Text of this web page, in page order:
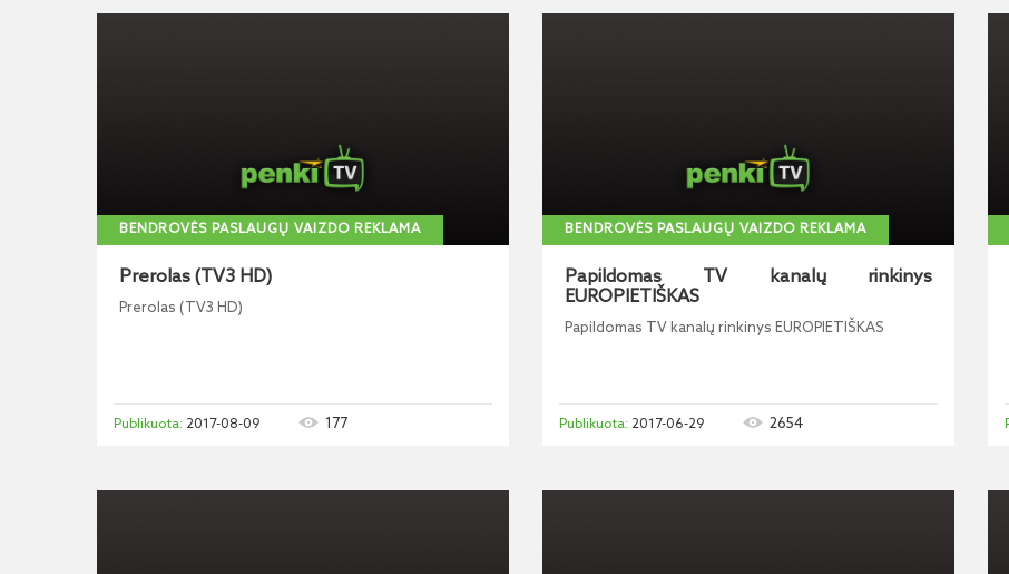
BENDROVĖS PASLAUGŲ VAIZDO REKLAMA
Prerolas (TV3 HD)
Prerolas (TV3 HD)
2017-08-09 177
BENDROVĖS PASLAUGŲ VAIZDO REKLAMA
Papildomas TV kanalų rinkinys
EUROPIETIŠKAS
Papildomas TV kanalų rinkinys EUROPIETIŠKAS
2017-06-29 2654